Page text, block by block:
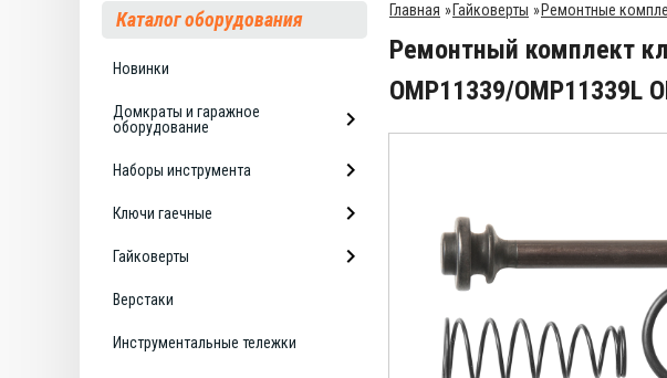
Каталог оборудования
Новинки
Домкраты и гаражное
оборудование
Наборы инструмента
Ключи гаечные
Гайковерты
Верстаки
Инструментальные тележки
Главная »Гайковерты »Ремонтные
Ремонтный комплект
OMP11339/OMP11339L